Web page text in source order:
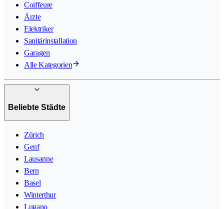
Coiffeure
Ärzte
Elektriker
Sanitärinstallation
Garagen
Alle Kategorien
Beliebte Städte
Zürich
Genf
Lausanne
Bern
Basel
Winterthur
Lugano